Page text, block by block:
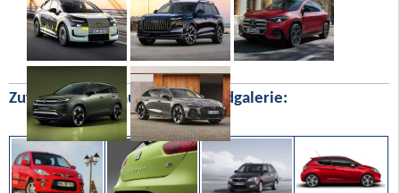
Zufällige Bilder aus unserer Bildgalerie: